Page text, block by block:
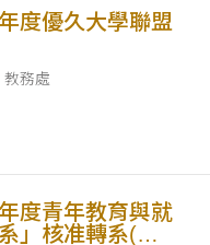
度優久大學聯盟
教務處
度青年教育與就
」核准轉系(組)